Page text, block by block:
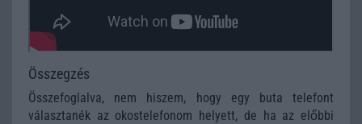
Összegzés
Összefoglalva, nem hiszem, hogy egy buta telefont
választanék az okostelefonom helyett, de ha az előbbi